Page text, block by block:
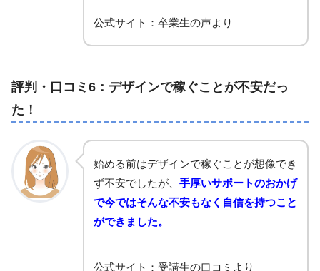
公式サイト：卒業生の声より
評判・口コミ6：デザインで稼ぐことが不安だっ
た！
始める前はデザインで稼ぐことが想像でき
ず不安でしたが、 手厚いサポートのおかげ
で今ではそんな不安もなく自信を持つこと
ができました。
公式サイト：受講生の口コミより